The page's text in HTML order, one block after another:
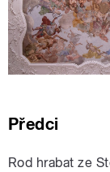
Předci
Rod hrabat ze